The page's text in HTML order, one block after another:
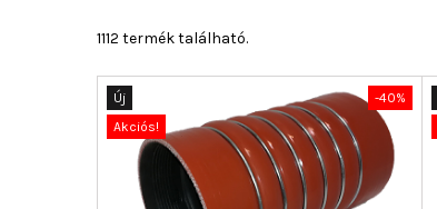
1112 termék található.
-40%
Új
Akciós!